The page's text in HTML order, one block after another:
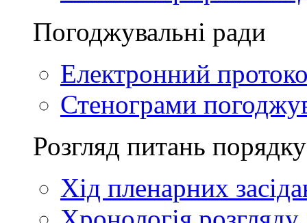
Погоджувальні ради
Електронний
Стенограми
Розгляд питань
Хід пленарних